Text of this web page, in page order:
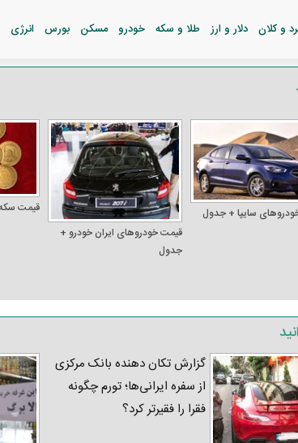
و کلان دلار و ارز طلا و سکه خودرو مسکن بورس انرژی
سایپا + جدول
قیمت خودرو‌های ایران خودرو +
جدول
قیمت
گزارش تکان‌ دهنده بانک مرکزی
از سفره ایرانی‌ها؛ تورم چگونه
فقرا را فقیرتر کرد؟